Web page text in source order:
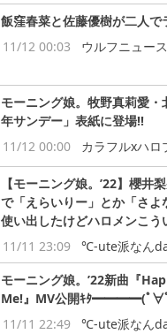
飯窪春菜と佐藤優樹が二人で
11/12 00:03
ウルフニュース
モーニング娘。牧野真莉愛・
年サンデー」表紙に登場!!
11/12 00:00
カラフルxハロ
【モーニング娘。’22】櫻井
で「えらいりー」とか「さよ
使い出したけどハロメンこ
11/11 23:09
℃-ute派なん
モーニング娘。’22新曲『
Me!』MV公開ｷﾀ━━━━(
11/11 22:49
℃-ute派なん